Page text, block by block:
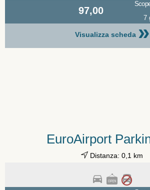
97,00
7
Visualizza scheda »
EuroAirport
Distanza: 0,1 km